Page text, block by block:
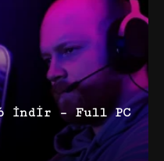
İndir – Full PC